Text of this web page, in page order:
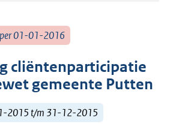
per 01-01-2016
cliëntenparticipatie
gemeente Putten
2015 t/m 31-12-2015